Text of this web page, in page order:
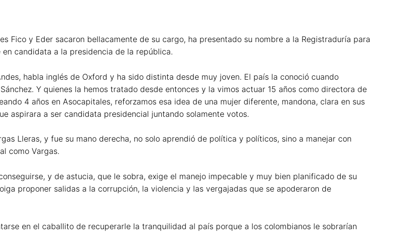
Fico y Eder sacaron bellacamente de su cargo, ha presentado su nombre a la Registraduría para
candidata a la presidencia de la república.
habla inglés de Oxford y ha sido distinta desde muy joven. El país la conoció cuando
Y quienes la hemos tratado desde entonces y la vimos actuar 15 años como directora de
4 años en Asocapitales, reforzamos esa idea de una mujer diferente, mandona, clara en sus
aspirara a ser candidata presidencial juntando solamente votos.
Lleras, y fue su mano derecha, no solo aprendió de política y políticos, sino a manejar con
como Vargas.
y de astucia, que le sobra, exige el manejo impecable y muy bien planificado de su
proponer salidas a la corrupción, la violencia y las vergajadas que se apoderaron de
en el caballito de recuperarle la tranquilidad al país porque a los colombianos le sobrarían